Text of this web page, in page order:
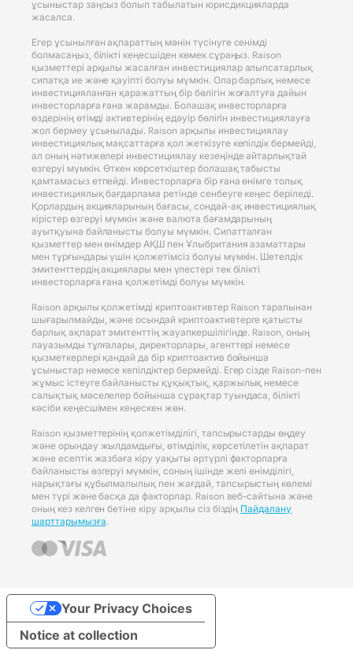
ұсыныстар заңсыз болып табылатын юрисдикцияларда
жасалса.
Егер ұсынылған ақпараттың мәнін түсінуге сенімді
болмасаңыз, білікті кеңесшіден көмек сұраңыз. Raison
қызметтері арқылы жасалған инвестициялар алыпсатарлық
сипатқа ие және қауіпті болуы мүмкін. Олар барлық немесе
инвестицияланған қаражаттың бір бөлігін жоғалтуға дайын
инвесторларға ғана жарамды. Болашақ инвесторларға
өздерінің өтімді активтерінің едәуір бөлігін инвестициялауға
жол бермеу ұсынылады. Raison арқылы инвестициялау
инвестициялық мақсаттарға қол жеткізуге кепілдік бермейді,
ал оның нәтижелері инвестициялау кезеңінде айтарлықтай
өзгеруі мүмкін. Өткен көрсеткіштер болашақ табысты
қамтамасыз етпейді. Инвесторларға бір ғана өнімге толық
инвестициялық бағдарлама ретінде сенбеуге кеңес беріледі.
Қорлардың акцияларының бағасы, сондай-ақ инвестициялық
кірістер өзгеруі мүмкін және валюта бағамдарының
ауытқуына байланысты болуы мүмкін. Сипатталған
қызметтер мен өнімдер АҚШ пен Ұлыбритания азаматтары
мен тұрғындары үшін қолжетімсіз болуы мүмкін. Шетелдік
эмитенттердің акциялары мен үлестері тек білікті
инвесторларға ғана қолжетімді болуы мүмкін.
Raison арқылы қолжетімді криптоактивтер Raison тарапынан
шығарылмайды, және осындай криптоактивтерге қатысты
барлық ақпарат эмитенттің жауапкершілігінде. Raison, оның
лауазымды тұлғалары, директорлары, агенттері немесе
қызметкерлері қандай да бір криптоактив бойынша
ұсыныстар немесе кепілдіктер бермейді. Егер сізде Raison-пен
жұмыс істеуге байланысты құқықтық, қаржылық немесе
салықтық мәселелер бойынша сұрақтар туындаса, білікті
кәсіби кеңесшімен кеңескен жөн.
Raison қызметтерінің қолжетімділігі, тапсырыстарды өңдеу
және орындау жылдамдығы, өтімділік, көрсетілетін ақпарат
және есептік жазбаға кіру уақыты әртүрлі факторларға
байланысты өзгеруі мүмкін, соның ішінде желі өнімділігі,
нарықтағы құбылмалылық пен жағдай, тапсырыстың көлемі
мен түрі және басқа да факторлар. Raison веб-сайтына және
оның кез келген бетіне кіру арқылы сіз біздің Пайдалану
шарттарымызға.
Notice at collection
Your Privacy Choices